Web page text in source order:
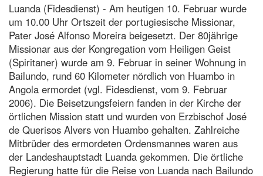
Luanda (Fidesdienst) - Am heutigen 10. Februar wurde
um 10.00 Uhr Ortszeit der portugiesische Missionar,
Pater José Alfonso Moreira beigesetzt. Der 80jährige
Missionar aus der Kongregation vom Heiligen Geist
(Spiritaner) wurde am 9. Februar in seiner Wohnung in
Bailundo, rund 60 Kilometer nördlich von Huambo in
Angola ermordet (vgl. Fidesdienst, vom 9. Februar
2006). Die Beisetzungsfeiern fanden in der Kirche der
örtlichen Mission statt und wurden von Erzbischof José
de Querisos Alvers von Huambo gehalten. Zahlreiche
Mitbrüder des ermordeten Ordensmannes waren aus
der Landeshauptstadt Luanda gekommen. Die örtliche
Regierung hatte für die Reise von Luanda nach Bailundo